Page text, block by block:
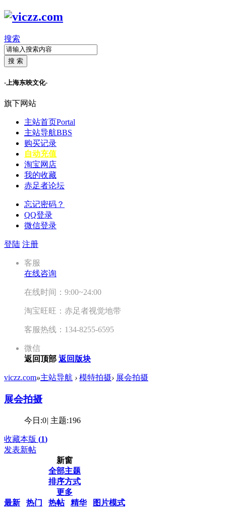
搜索
搜 索
-上海东映文化-
旗下网站
主站首页Portal
主站导航BBS
购买记录
自动充值
淘宝网店
我的收藏
赤足者论坛
忘记密码？
QQ登录
微信登录
登陆 注册
客服
在线咨询
在线时间：9:00~24:00
淘宝旺旺：赤足者视觉地带
客服热线：134-8255-6595
微信
返回顶部 返回版块
viczz.com»主站导航 › 模特拍摄› 展会拍摄
展会拍摄
今日:0| 主题:196
收藏本版 (1)
发表新帖
新窗
全部主题
排序方式
更多
最新
热门 热帖 精华 图片模式